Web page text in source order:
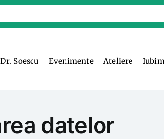
Dr. Soescu Evenimente Ateliere
datelor